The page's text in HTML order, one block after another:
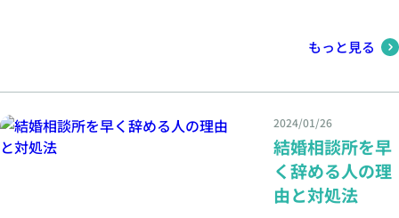
談所に聞きたいことが
あればどんなことでも
す！
もっと見る
2024/01/26
結婚相談所を早
く辞める人の理
由と対処法